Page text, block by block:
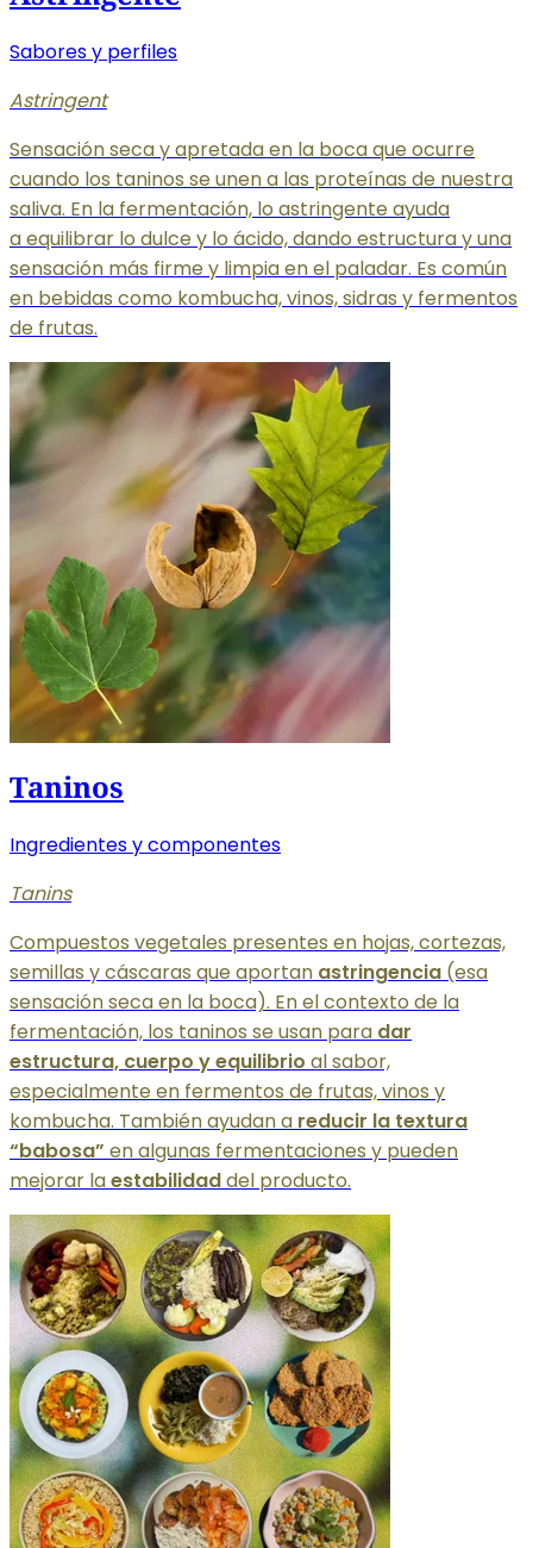
Sabores y perfiles
Astringent
Sensación seca y apretada en la boca que ocurre
cuando los taninos se unen a las proteínas de nuestra
saliva. En la fermentación, lo astringente ayuda
a equilibrar lo dulce y lo ácido, dando estructura y una
sensación más firme y limpia en el paladar. Es común
en bebidas como kombucha, vinos, sidras y fermentos
de frutas.
Taninos
Ingredientes y componentes
Tanins
Compuestos vegetales presentes en hojas, cortezas,
semillas y cáscaras que aportan astringencia (esa
sensación seca en la boca). En el contexto de la
fermentación, los taninos se usan para dar
estructura, cuerpo y equilibrio al sabor,
especialmente en fermentos de frutas, vinos y
kombucha. También ayudan a reducir la textura
“babosa” en algunas fermentaciones y pueden
mejorar laestabilidaddel producto.